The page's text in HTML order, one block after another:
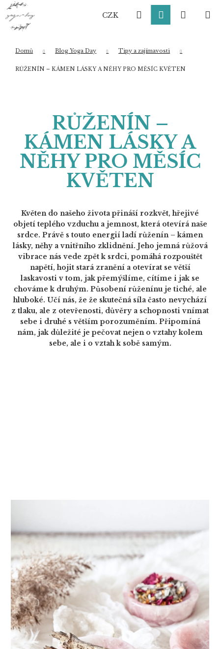
Přejít
obsah
CZK HledatPřihlášení
Domů Blog Yoga Day Tipy a zajímavosti
RŮŽENÍN – KÁMEN LÁSKY A NĚHY PRO MĚSÍC KVĚTEN
RŮŽENÍN –
KÁMEN LÁSKY A
NĚHY PRO MĚSÍC
KVĚTEN
Květen do našeho života přináší rozkvět, hřejivé
objetí teplého vzduchu a jemnost, která otevírá naše
srdce. Právě s touto energií ladí růženín – kámen
lásky, něhy a vnitřního zklidnění. Jeho jemná růžová
vibrace nás vede zpět k srdci, pomáhá rozpouštět
napětí, hojit stará zranění a otevírat se větší
laskavosti v tom, jak přemýšlíme, cítíme i jak se
chováme k druhým. Působení růženínu je tiché, ale
hluboké. Učí nás, že že skutečná síla často nevychází
z tlaku, ale z otevřenosti, důvěry a schopnosti vnímat
sebe i druhé s větším porozuměním. Připomíná
nám, jak důležité je pečovat nejen o vztahy kolem
sebe, ale i o vztah k sobě samým.
K
o
Zpět
Zpět
Co potřebujete najít?
Doporučujeme